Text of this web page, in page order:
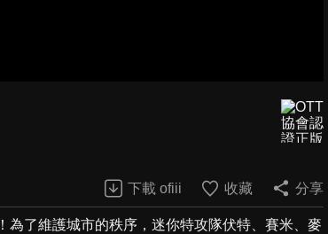
下載 ofiii 收藏 分享
了維護城市的秩序，迷你特攻隊伏特、賽米、麥